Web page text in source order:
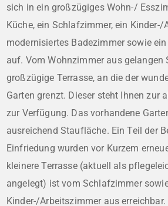
sich in ein großzügiges Wohn-/
Küche, ein Schlafzimmer, ein Kinder-/
modernisiertes Badezimmer sowie
auf. Vom Wohnzimmer aus gelangen
großzügige Terrasse, an die der
Garten grenzt. Dieser steht Ihnen zur
zur Verfügung. Das vorhandene
ausreichend Staufläche. Ein Teil der
Einfriedung wurden vor Kurzem
kleinere Terrasse (aktuell als
angelegt) ist vom Schlafzimmer
Kinder-/Arbeitszimmer aus erreichbar.